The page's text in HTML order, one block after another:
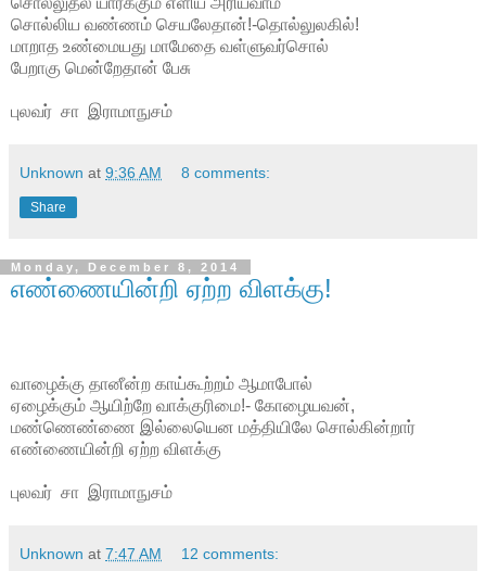
சொல்லிய வண்ணம் செயலேதான்!-தொல்லுலகில்!
மாறாத உண்மையது மாமேதை வள்ளுவர்சொல்
பேறாகு மென்றேதான் பேசு
புலவர் சா இராமாநுசம்
Unknown at 9:36 AM 8 comments:
Share
Monday, December 8, 2014
எண்ணையின்றி ஏற்ற விளக்கு!
வாழைக்கு தானீன்ற காய்கூற்றம் ஆமாபோல்
ஏழைக்கும் ஆயிற்றே வாக்குரிமை!- கோழையவன்,
மண்ணெண்ணை இல்லையென மத்தியிலே சொல்கின்றார்
எண்ணையின்றி ஏற்ற விளக்கு
புலவர் சா இராமாநுசம்
Unknown at 7:47 AM 12 comments: